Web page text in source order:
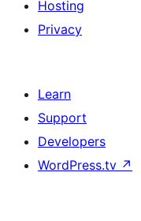
Hosting
Privacy
Learn
Support
Developers
WordPress.tv ↗